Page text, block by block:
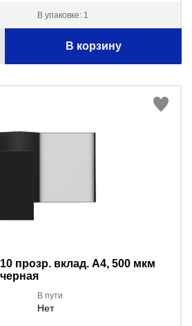
В упаковке: 1
В корзину
прозр. вклад. A4, 500 мкм
В пути
Нет